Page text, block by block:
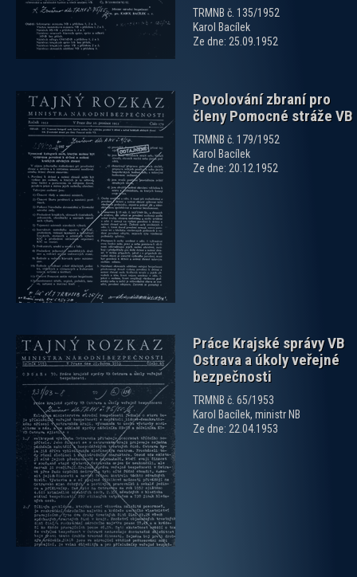
TRMNB č. 135/1952
Karol Bacílek
Ze dne: 25.09.1952
Povolování zbraní pro
členy Pomocné stráže VB
TRMNB č. 179/1952
Karol Bacílek
Ze dne: 20.12.1952
Práce Krajské správy VB
Ostrava a úkoly veřejné
bezpečnosti
TRMNB č. 65/1953
Karol Bacílek, ministr NB
Ze dne: 22.04.1953
zobrazit PDF dokument
zobrazit PDF dokument